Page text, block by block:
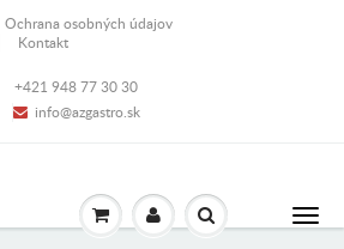
Ochrana osobných údajov
Kontakt
+421 948 77 30 30
info@azgastro.sk